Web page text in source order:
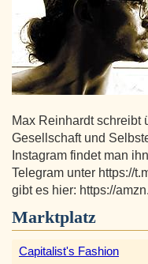
Max Reinhardt schreibt
Gesellschaft und
Instagram findet man
Telegram unter https://
gibt es hier: https://
Marktplatz
Capitalist's Fashion